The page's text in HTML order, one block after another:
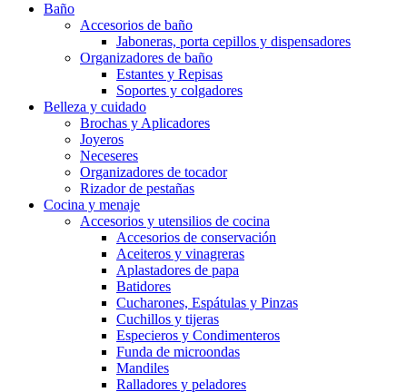
Baño
Accesorios de baño
Jaboneras, porta cepillos y dispensadores
Organizadores de baño
Estantes y Repisas
Soportes y colgadores
Belleza y cuidado
Brochas y Aplicadores
Joyeros
Neceseres
Organizadores de tocador
Rizador de pestañas
Cocina y menaje
Accesorios y utensilios de cocina
Accesorios de conservación
Aceiteros y vinagreras
Aplastadores de papa
Batidores
Cucharones, Espátulas y Pinzas
Cuchillos y tijeras
Especieros y Condimenteros
Funda de microondas
Mandiles
Ralladores y peladores